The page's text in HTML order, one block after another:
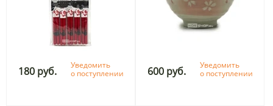
180 руб.
Уведомить
о поступлении
600 руб.
Уведомить
о поступлении